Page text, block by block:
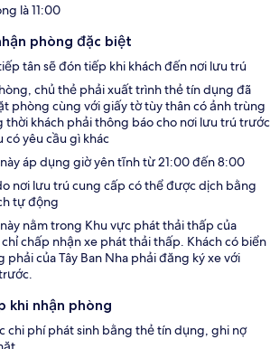
là 11:00
phòng đặc biệt
tân sẽ đón tiếp khi khách đến nơi lưu trú
chủ thẻ phải xuất trình thẻ tín dụng đã
phòng cùng với giấy tờ tùy thân có ảnh trùng
thời khách phải thông báo cho nơi lưu trú trước
có yêu cầu gì khác
áp dụng giờ yên tĩnh từ 21:00 đến 8:00
nơi lưu trú cung cấp có thể được dịch bằng
tự động
nằm trong Khu vực phát thải thấp của
chấp nhận xe phát thải thấp. Khách có biển
phải của Tây Ban Nha phải đăng ký xe với
khi nhận phòng
chi phí phát sinh bằng thẻ tín dụng, ghi nợ